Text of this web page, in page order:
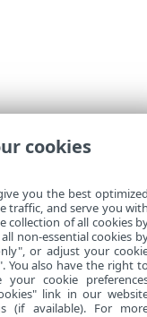
cookies
you the best
traffic, and serve you
collection of all cookies
non-essential cookies
or adjust your
You also have the right
cookie
link in our
(if available). For